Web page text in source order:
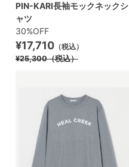
PIN-KARI長袖モックネックシ
ャツ
30%OFF
¥17,710 （税込）
¥25,300（税込）